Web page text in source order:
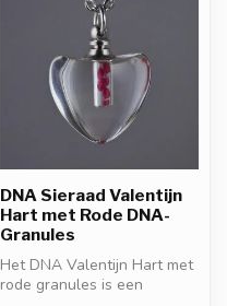
DNA Sieraad Valentijn
Hart met Rode DNA-
Granules
Het DNA Valentijn Hart met
rode granules is een